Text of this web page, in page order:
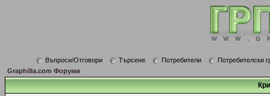
Въпроси/Отговори Търсене Потребители
Потребителски
Graphilla.com Форуми